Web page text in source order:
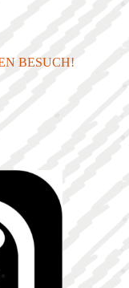
BESUCH!